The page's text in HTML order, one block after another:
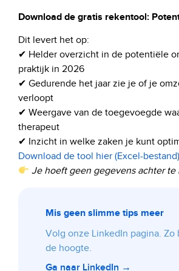
Download de gratis rekentool:
Dit levert het op:
✔ Helder overzicht in de potentiële
praktijk in 2026
✔ Gedurende het jaar zie je of je
verloopt
✔ Weergave van de toegevoegde
therapeut
✔ Inzicht in welke zaken je kunt
Download de tool hier (Excel-
Je hoeft geen gegevens achter te
Mis geen slimme tips meer
Volg onze LinkedIn pagina.
de hoogte.
Ga naar LinkedIn →